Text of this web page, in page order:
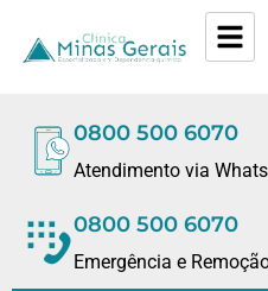
0800 500 6070
Atendimento via
0800 500 6070
Emergência e